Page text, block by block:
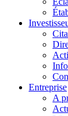
Entreprise
A